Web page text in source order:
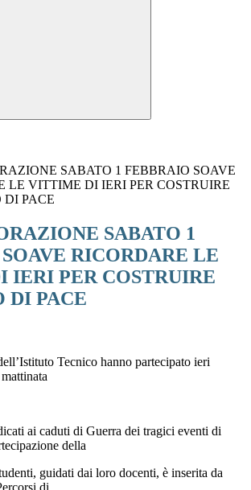
SABATO 1 FEBBRAIO SOAVE
LE VITTIME DI IERI PER COSTRUIRE
PACE
SABATO 1
RICORDARE LE
IERI PER COSTRUIRE
DI PACE
Tecnico hanno partecipato ieri
ai caduti di Guerra dei tragici eventi di
della
guidati dai loro docenti, è inserita da